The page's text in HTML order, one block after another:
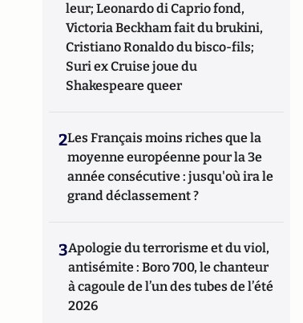
leur; Leonardo di Caprio fond,
Victoria Beckham fait du brukini,
Cristiano Ronaldo du bisco-fils;
Suri ex Cruise joue du
Shakespeare queer
2Les Français moins riches que la
moyenne européenne pour la 3e
année consécutive : jusqu'où ira le
grand déclassement ?
3Apologie du terrorisme et du viol,
antisémite : Boro 700, le chanteur
à cagoule de l’un des tubes de l’été
2026